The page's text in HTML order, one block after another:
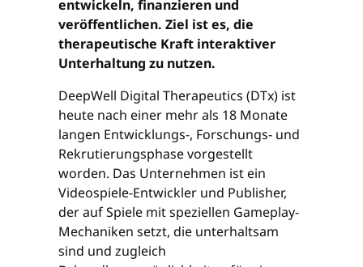
entwickeln, finanzieren und
veröffentlichen. Ziel ist es, die
therapeutische Kraft interaktiver
Unterhaltung zu nutzen.
DeepWell Digital Therapeutics (DTx) ist
heute nach einer mehr als 18 Monate
langen Entwicklungs-, Forschungs- und
Rekrutierungsphase vorgestellt
worden. Das Unternehmen ist ein
Videospiele-Entwickler und Publisher,
der auf Spiele mit speziellen Gameplay-
Mechaniken setzt, die unterhaltsam
sind und zugleich